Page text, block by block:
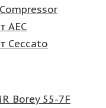
AEC
Ceccato
Borey 55-7F